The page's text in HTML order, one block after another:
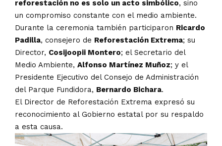
reforestación no es solo un acto simbólico, sino
un compromiso constante con el medio ambiente.
Durante la ceremonia también participaron Ricardo
Padilla, consejero de Reforestación Extrema; su
Director, Cosijoopii Montero; el Secretario del
Medio Ambiente, Alfonso Martínez Muñoz; y el
Presidente Ejecutivo del Consejo de Administración
del Parque Fundidora, Bernardo Bichara.
El Director de Reforestación Extrema expresó su
reconocimiento al Gobierno estatal por su respaldo
a esta causa.